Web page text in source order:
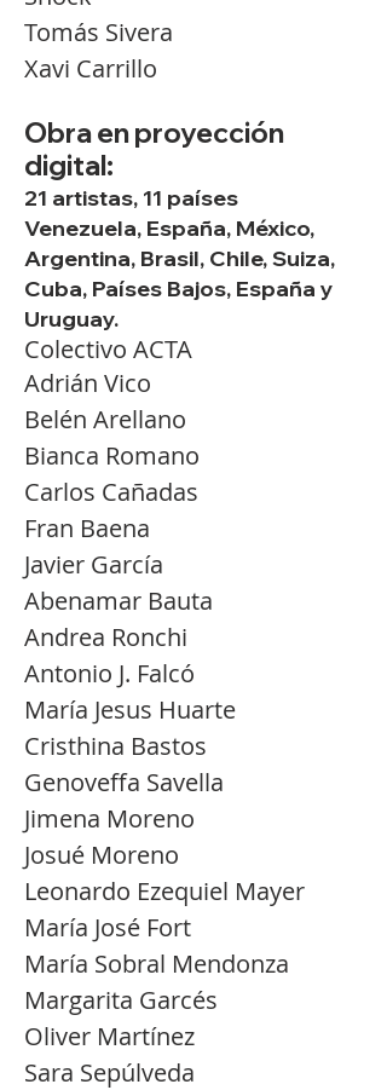
Tomás Sivera
Xavi Carrillo
Obra en proyección
digital:
21 artistas, 11 países
Venezuela, España, México,
Argentina, Brasil, Chile, Suiza,
Cuba, Países Bajos, España y
Uruguay.
Colectivo ACTA
Adrián Vico
Belén Arellano
Bianca Romano
Carlos Cañadas
Fran Baena
Javier García
Abenamar Bauta
Andrea Ronchi
Antonio J. Falcó
María Jesus Huarte
Cristhina Bastos
Genoveffa Savella
Jimena Moreno
Josué Moreno
Leonardo Ezequiel Mayer
María José Fort
María Sobral Mendonza
Margarita Garcés
Oliver Martínez
Sara Sepúlveda